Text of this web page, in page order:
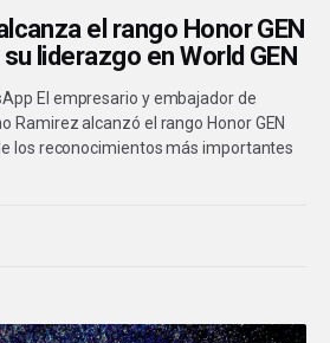
el rango Honor GEN
liderazgo en World GEN
El empresario y embajador de
Ramirez alcanzó el rango Honor GEN
los reconocimientos más importantes